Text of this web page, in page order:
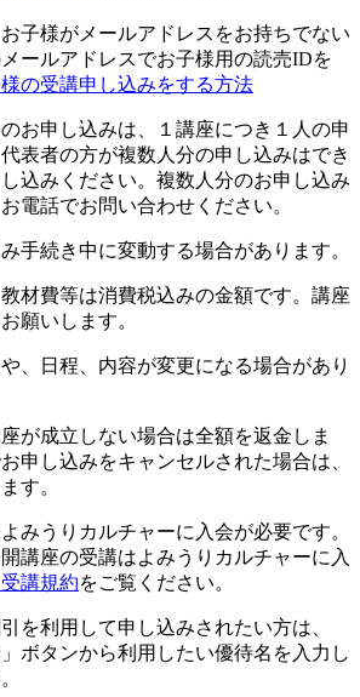
子様がメールアドレスをお持ちでない
ールアドレスでお子様用の読売IDを
の受講申し込みをする方法
お申し込みは、１講座につき１人の申
表者の方が複数人分の申し込みはでき
込みください。複数人分のお申し込み
電話でお問い合わせください。
手続き中に変動する場合があります。
材費等は消費税込みの金額です。講座
願いします。
、日程、内容が変更になる場合があり
が成立しない場合は全額を返金しま
申し込みをキャンセルされた場合は、
す。
みうりカルチャーに入会が必要です。
講座の受講はよみうりカルチャーに入
講規約をご覧ください。
を利用して申し込みされたい方は、
」ボタンから利用したい優待名を入力し